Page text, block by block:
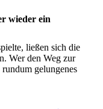
wieder ein
ließen sich die
Wer den Weg zur
gelungenes